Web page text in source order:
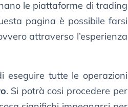
le piattaforme di trading
pagina è possibile farsi
attraverso l’esperienza
eseguire tutte le operazioni
. Si potrà cosi procedere per